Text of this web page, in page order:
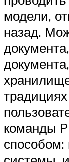
модели,
назад.
команды
способом: